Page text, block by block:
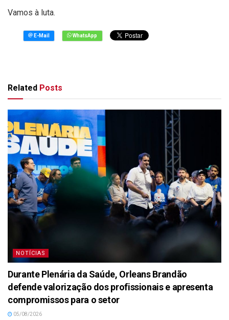
Vamos à luta.
Related Posts
NOTÍCIAS
Durante Plenária da Saúde, Orleans Brandão
defende valorização dos profissionais e apresenta
compromissos para o setor
05/08/2026